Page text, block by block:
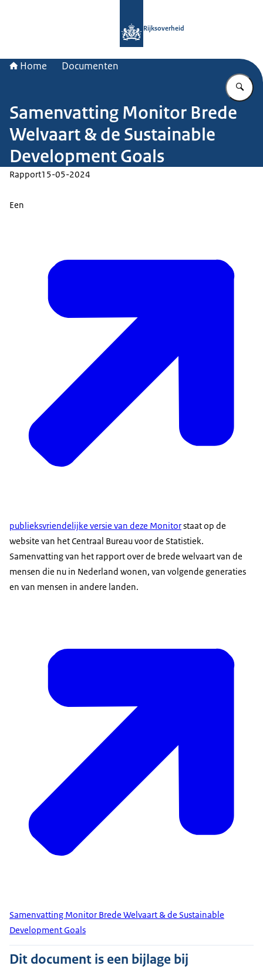
Rijksoverheid
Home Documenten
Samenvatting Monitor Brede
Welvaart & de Sustainable
Development Goals
Rapport15-05-2024
Een
publieksvriendelijke versie van deze Monitorstaat op de
website van het Centraal Bureau voor de Statistiek.
Samenvatting van het rapport over de brede welvaart van de
mensen die nu in Nederland wonen, van volgende generaties
en van mensen in andere landen.
Samenvatting Monitor Brede Welvaart & de Sustainable
Development Goals
Dit document is een bijlage bij